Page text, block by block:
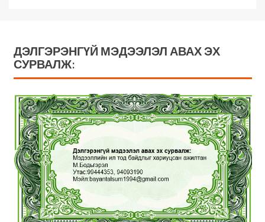
ДЭЛГЭРЭНГҮЙ МЭДЭЭЛЭЛ АВАХ ЭХ
СУРВАЛЖ: